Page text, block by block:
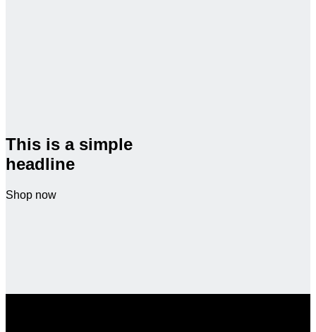
This is a simple
headline
Shop now